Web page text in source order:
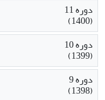
دوره 11
(1400)
دوره 10
(1399)
دوره 9
(1398)